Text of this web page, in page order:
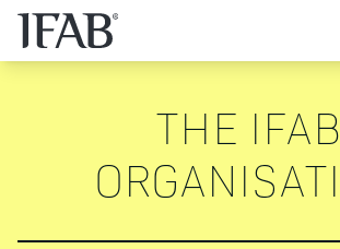
THE IFAB